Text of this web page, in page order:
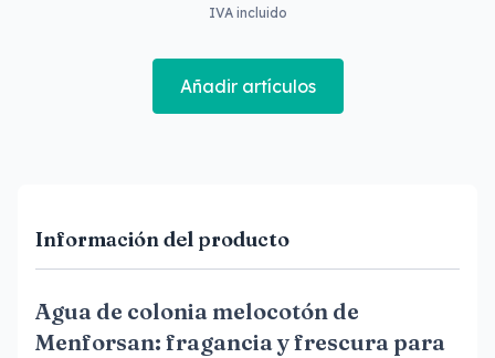
IVA incluido
Añadir artículos
Información del producto
Agua de colonia melocotón de
Menforsan: fragancia y frescura para